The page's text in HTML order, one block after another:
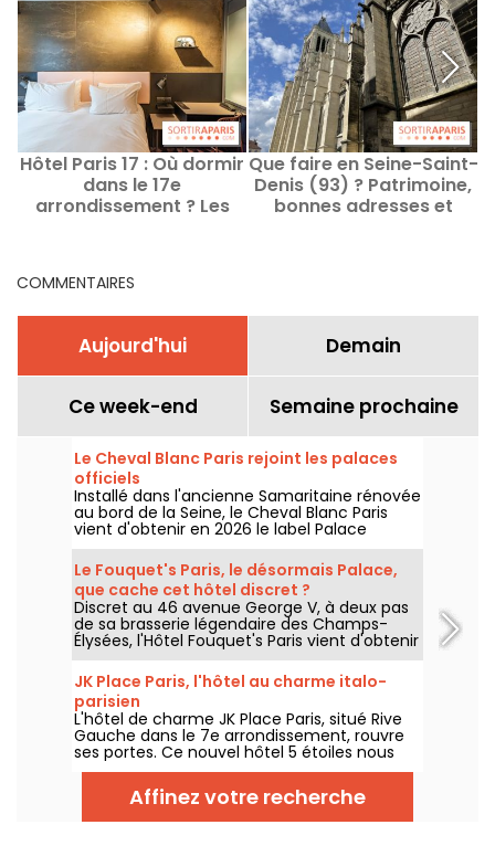
Hôtel Paris 17 : Où dormir
dans le 17e
arrondissement ? Les
Que faire en Seine-Saint-
Denis (93) ? Patrimoine,
bonnes adresses et
COMMENTAIRES
Aujourd'hui Demain
Ce week-end Semaine prochaine
Le Cheval Blanc Paris rejoint les palaces
officiels
Installé dans l'ancienne Samaritaine rénovée
au bord de la Seine, le Cheval Blanc Paris
vient d'obtenir en 2026 le label Palace
décerné par Atout France, une distinction
qui couronne cinq ans d'une adresse qui a
profondément renouvelé les codes du luxe
à Paris. On vous dit pourquoi ce haut mérite
amplement la distinction.
Le Fouquet's Paris, le désormais Palace,
que cache cet hôtel discret ?
Discret au 46 avenue George V, à deux pas
de sa brasserie légendaire des Champs-
Élysées, l'Hôtel Fouquet's Paris vient d'obtenir
en 2026 le label Palace décerné par Atout
France, rejoignant le cercle très fermé des
33 établissements d'exception en France. Si
vous ne le connaissez pas, on vous dit tout
sur ce lieu qui ne manque pas d'atouts.
JK Place Paris, l'hôtel au charme italo-
parisien
L'hôtel de charme JK Place Paris, situé Rive
Gauche dans le 7e arrondissement, rouvre
ses portes. Ce nouvel hôtel 5 étoiles nous
propose une trentaine de suites et de
chambres dans un style contemporain et
design. Au programme également, un
restaurant Italien nommé Casa Tua, qui
Affinez votre recherche